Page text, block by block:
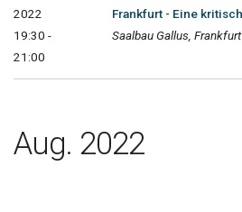
2022
19:30 -
21:00
Frankfurt - Eine
Saalbau Gallus,
Aug. 2022